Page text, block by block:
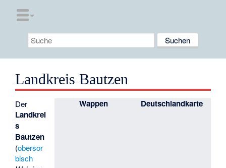
Landkreis Bautzen
Wappen Deutschlandkarte
Der
Landkrei
s
Bautzen
(obersor
bisch